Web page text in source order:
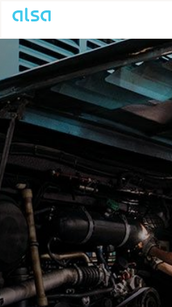
Saltar al contenido principal